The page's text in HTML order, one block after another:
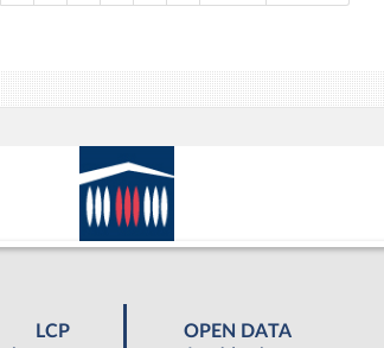
LCP
OPEN DATA